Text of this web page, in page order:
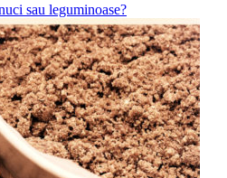
sau leguminoase?